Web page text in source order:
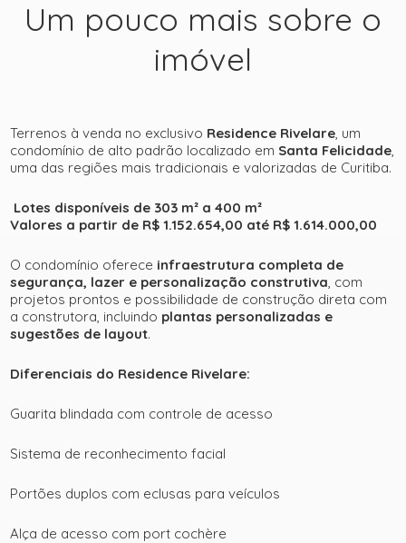
+ 34
ver mais fotos
Um pouco mais sobre o
imóvel
Terrenos à venda no exclusivo Residence Rivelare, um
condomínio de alto padrão localizado em Santa Felicidade,
uma das regiões mais tradicionais e valorizadas de Curitiba.
Lotes disponíveis de 303 m² a 400 m²
Valores a partir de R$ 1.152.654,00 até R$ 1.614.000,00
O condomínio oferece infraestrutura completa de
segurança, lazer e personalização construtiva, com
projetos prontos e possibilidade de construção direta com
a construtora, incluindo plantas personalizadas e
sugestões de layout.
Diferenciais do Residence Rivelare:
Guarita blindada com controle de acesso
Sistema de reconhecimento facial
Portões duplos com eclusas para veículos
Alça de acesso com port cochère